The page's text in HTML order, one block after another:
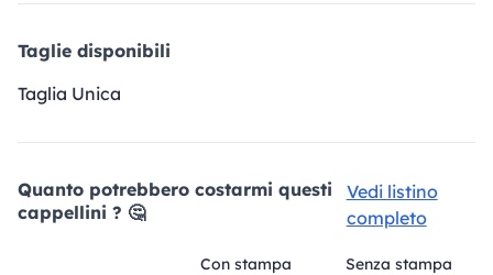
Taglie disponibili
Taglia Unica
Quanto potrebbero costarmi questi
cappellini ? 🤔
Vedi listino
completo
Con stampa Senza stampa